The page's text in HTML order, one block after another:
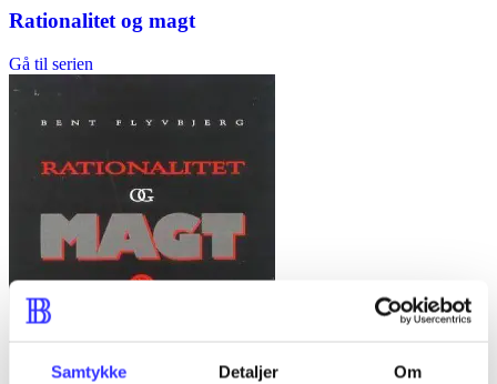
Samtykke Detaljer Om
Rationalitet og magt
Gå til serien